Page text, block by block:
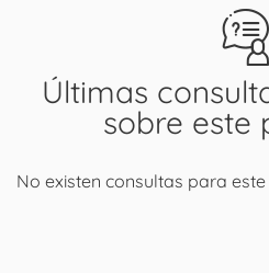
Últimas
sobre este
No existen consultas para